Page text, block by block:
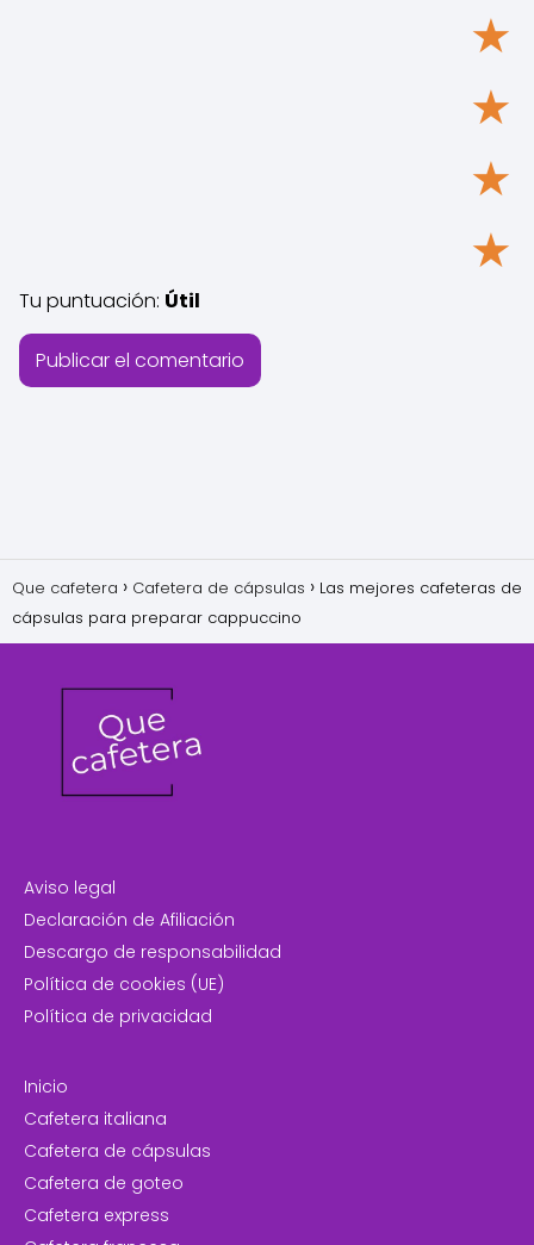
★
★
★
★
Tu puntuación: Útil
Que cafetera Cafetera de cápsulas
Las mejores cafeteras de
cápsulas para preparar cappuccino
Aviso legal
Declaración de Afiliación
Descargo de responsabilidad
Política de cookies (UE)
Política de privacidad
Inicio
Cafetera italiana
Cafetera de cápsulas
Cafetera de goteo
Cafetera express